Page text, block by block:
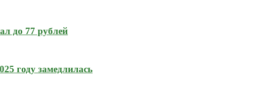
до 77 рублей
году замедлилась